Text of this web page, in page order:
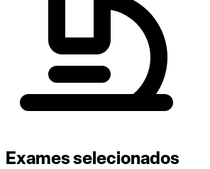
Exames selecionados